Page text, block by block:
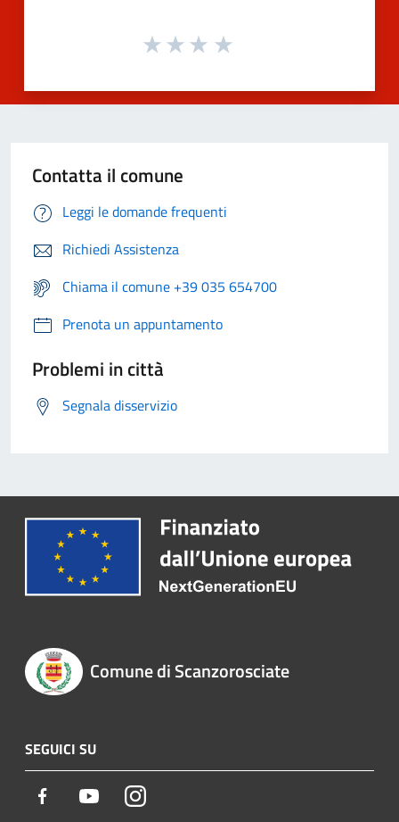
Contatta il comune
Leggi le domande frequenti
Richiedi Assistenza
Chiama il comune +39 035 654700
Prenota un appuntamento
Problemi in città
Segnala disservizio
Comune di Scanzorosciate
SEGUICI SU
Facebook YoutubeInstagram